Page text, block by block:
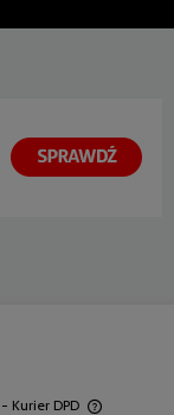
- Kurier DPD